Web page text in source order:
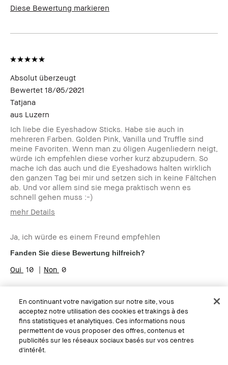
Diese Bewertung markieren
Absolut überzeugt
Bewertet 18/05/2021
Tatjana
aus Luzern
Ich liebe die Eyeshadow Sticks. Habe sie auch in
mehreren Farben. Golden Pink, Vanilla und Truffle sind
meine Favoriten. Wenn man zu öligen Augenliedern neigt,
würde ich empfehlen diese vorher kurz abzupudern. So
mache ich das auch und die Eyeshadows halten wirklich
den ganzen Tag bei mir und setzen sich in keine Fältchen
ab. Und vor allem sind sie mega praktisch wenn es
schnell gehen muss :-)
mehr Details
Hauttyp
Normal
Hautton
Hell - Mittel
Hautbedürfnis(se)
Tragbar
Ja, ich würde es einem Freund empfehlen
Fanden Sie diese Bewertung hilfreich?
10 0
En continuant votre navigation sur notre site, vous
acceptez notre utilisation des cookies et trakings à des
fins statistiques et analytiques. Ces informations nous
permettent de vous proposer des offres, contenus et
publicités sur les réseaux sociaux basés sur vos centres
d'intérêt.